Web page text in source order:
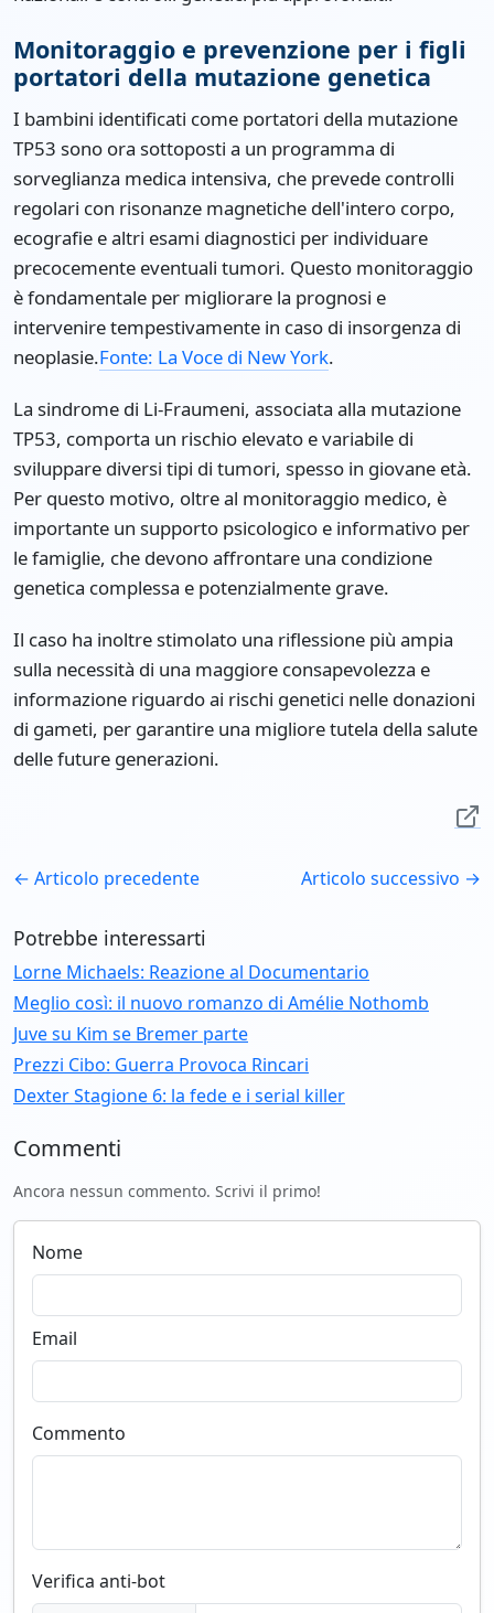
Monitoraggio e prevenzione per i figli
portatori della mutazione genetica
I bambini identificati come portatori della mutazione
TP53 sono ora sottoposti a un programma di
sorveglianza medica intensiva, che prevede controlli
regolari con risonanze magnetiche dell'intero corpo,
ecografie e altri esami diagnostici per individuare
precocemente eventuali tumori. Questo monitoraggio
è fondamentale per migliorare la prognosi e
intervenire tempestivamente in caso di insorgenza di
neoplasie.Fonte: La Voce di New York.
La sindrome di Li-Fraumeni, associata alla mutazione
TP53, comporta un rischio elevato e variabile di
sviluppare diversi tipi di tumori, spesso in giovane età.
Per questo motivo, oltre al monitoraggio medico, è
importante un supporto psicologico e informativo per
le famiglie, che devono affrontare una condizione
genetica complessa e potenzialmente grave.
Il caso ha inoltre stimolato una riflessione più ampia
sulla necessità di una maggiore consapevolezza e
informazione riguardo ai rischi genetici nelle donazioni
di gameti, per garantire una migliore tutela della salute
delle future generazioni.
← Articolo precedente Articolo successivo →
Potrebbe interessarti
Lorne Michaels: Reazione al Documentario
Meglio così: il nuovo romanzo di Amélie Nothomb
Juve su Kim se Bremer parte
Prezzi Cibo: Guerra Provoca Rincari
Dexter Stagione 6: la fede e i serial killer
Commenti
Ancora nessun commento. Scrivi il primo!
Nome
Email
Commento
Verifica anti-bot